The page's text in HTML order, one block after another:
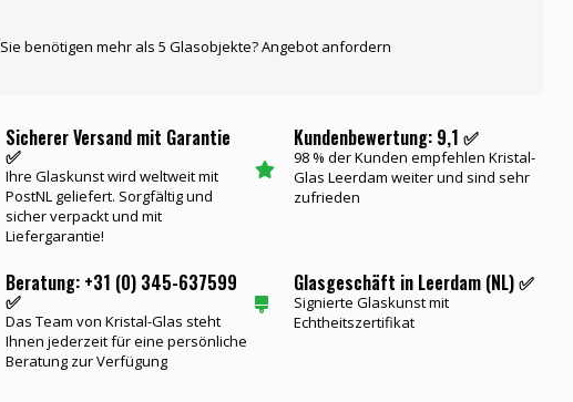
Sie benötigen mehr als 5 Glasobjekte? Angebot anfordern
Sicherer Versand mit Garantie
✅
Ihre Glaskunst wird weltweit mit
PostNL geliefert. Sorgfältig und
sicher verpackt und mit
Liefergarantie!
Kundenbewertung: 9,1 ✅
98 % der Kunden empfehlen Kristal-
Glas Leerdam weiter und sind sehr
zufrieden
Beratung: +31 (0) 345-637599
✅
Das Team von Kristal-Glas steht
Ihnen jederzeit für eine persönliche
Beratung zur Verfügung
Glasgeschäft in Leerdam (NL) ✅
Signierte Glaskunst mit
Echtheitszertifikat